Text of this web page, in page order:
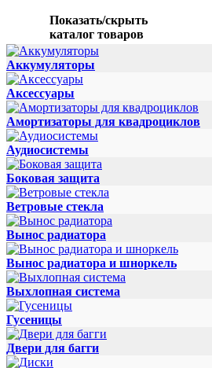
Показать/скрыть
каталог товаров
Аккумуляторы
Аксессуары
Амортизаторы для квадроциклов
Аудиосистемы
Боковая защита
Ветровые стекла
Вынос радиатора
Вынос радиатора и шноркель
Выхлопная система
Гусеницы
Двери для багги